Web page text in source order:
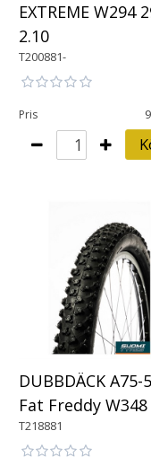
EXTREME W294
2.10
T200881-
Pris
DUBBDÄCK A75-
Fat Freddy W348
T218881